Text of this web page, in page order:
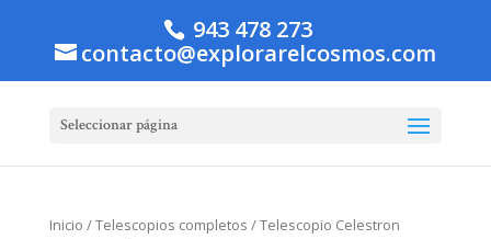
943 478 273
contacto@explorarelcosmos.com
Seleccionar página
Inicio /Telescopios completos / Telescopio Celestron